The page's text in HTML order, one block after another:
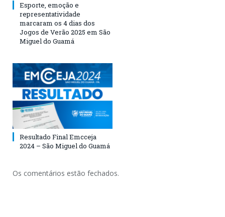
Esporte, emoção e
representatividade
marcaram os 4 dias dos
Jogos de Verão 2025 em São
Miguel do Guamá
Resultado Final Emcceja
2024 – São Miguel do Guamá
Os comentários estão fechados.